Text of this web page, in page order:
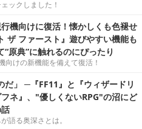
ックしました！
機向けに復活！懐かしくも色褪せ
ザ ファースト』遊びやすい機能も
原典”に触れるのにぴったり
向けの新機能を備えて復活！
だ」 ─『FF11』と『ウィザードリ
ネ』、"優しくないRPG"の沼にど
語る奥深さとは。